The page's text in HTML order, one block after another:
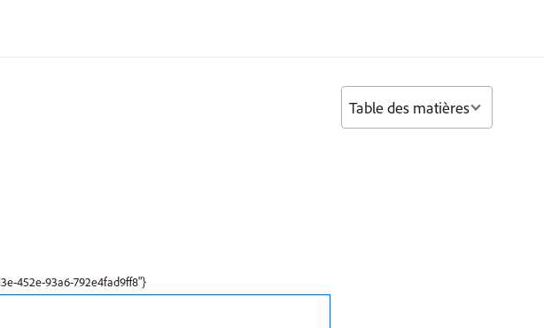
452e-93a6-792e4fad9ff8"}
Table des matières